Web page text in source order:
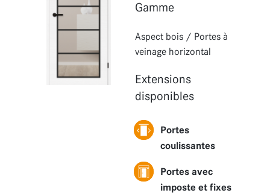
Gamme
Aspect bois / Portes à
veinage horizontal
Extensions
disponibles
Portes
coulissantes
Portes avec
imposte et fixes